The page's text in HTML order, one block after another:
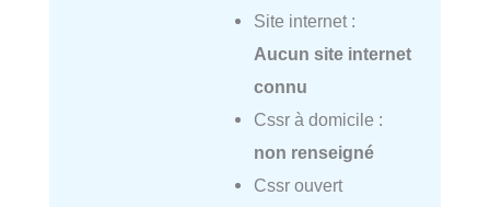
Site internet :
Aucun site internet
connu
Cssr à domicile :
non renseigné
Cssr ouvert